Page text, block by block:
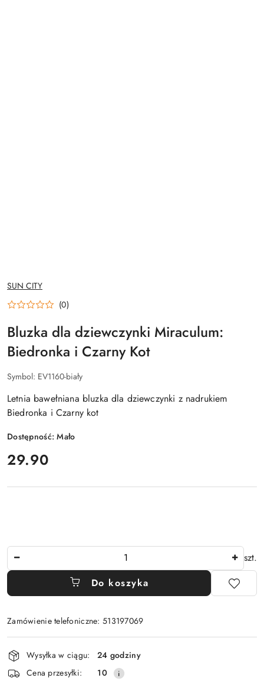
NAZWA
PRODUCENTA:
SUN CITY
(0)
Bluzka dla dziewczynki Miraculum:
Biedronka i Czarny Kot
Symbol: EV1160-biały
Letnia bawełniana bluzka dla dziewczynki z nadrukiem
Biedronka i Czarny kot
Dostępność:Mało
cena:
29.90
szt.
Do koszyka
Zamówienie telefoniczne: 513197069
Dostępność
i
dostawa
Wysyłka w ciągu:
24 godziny
Cena przesyłki:
10